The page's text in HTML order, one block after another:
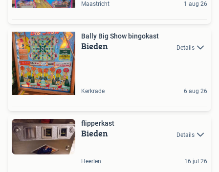
Maastricht 1 aug 26
Bally Big Show bingokast
Bieden Details
Kerkrade 6 aug 26
flipperkast
Bieden Details
Heerlen 16 jul 26